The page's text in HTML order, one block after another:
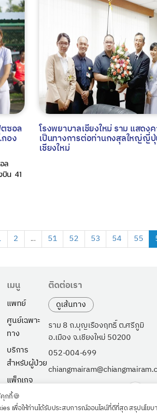
คุกกี้🍪
เพื่อให้ท่านได้รับประสบการณ์ออนไลน์ที่ดีที่สุด สรุปนโย
ซอล
อง
ล
บิน 41
โรงพยาบาลเชียงใหม่ ราม แสดง
เป็นทางการต่อท่านกงสุลใหญ่ญี่
เชียงใหม่
2 ... 51 52 53 54 55
เมนู
แพทย์
ศูนย์เฉพาะ
ทาง
บริการ
สำหรับผู้ป่วย
แพ็กเกจ
เกี่ยวกับเรา
ติดต่อเรา
ดูเส้นทาง
ราม 8 ถ.บุญเรืองฤทธิ์ ต.ศรีภูมิ
อ.เมือง จ.เชียงใหม่ 50200
052-004-699